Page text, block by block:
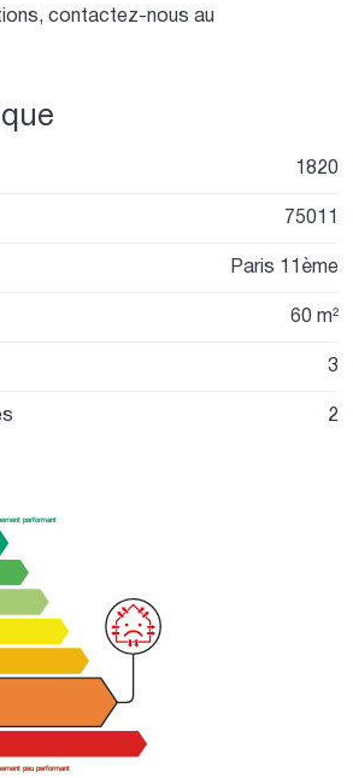
contactez-nous au
1820
75011
Paris 11ème
60 m²
3
2
performant
peu performant